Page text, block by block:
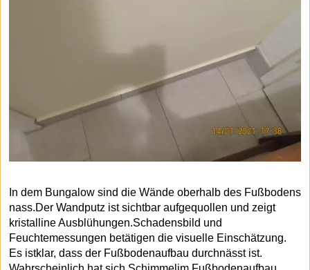
In dem Bungalow sind die Wände oberhalb des Fußbodens
nass.Der Wandputz ist sichtbar aufgequollen und zeigt
kristalline Ausblühungen.Schadensbild und
Feuchtemessungen betätigen die visuelle Einschätzung.
Es istklar, dass der Fußbodenaufbau durchnässt ist.